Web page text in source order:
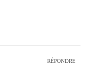
RÉPONDRE